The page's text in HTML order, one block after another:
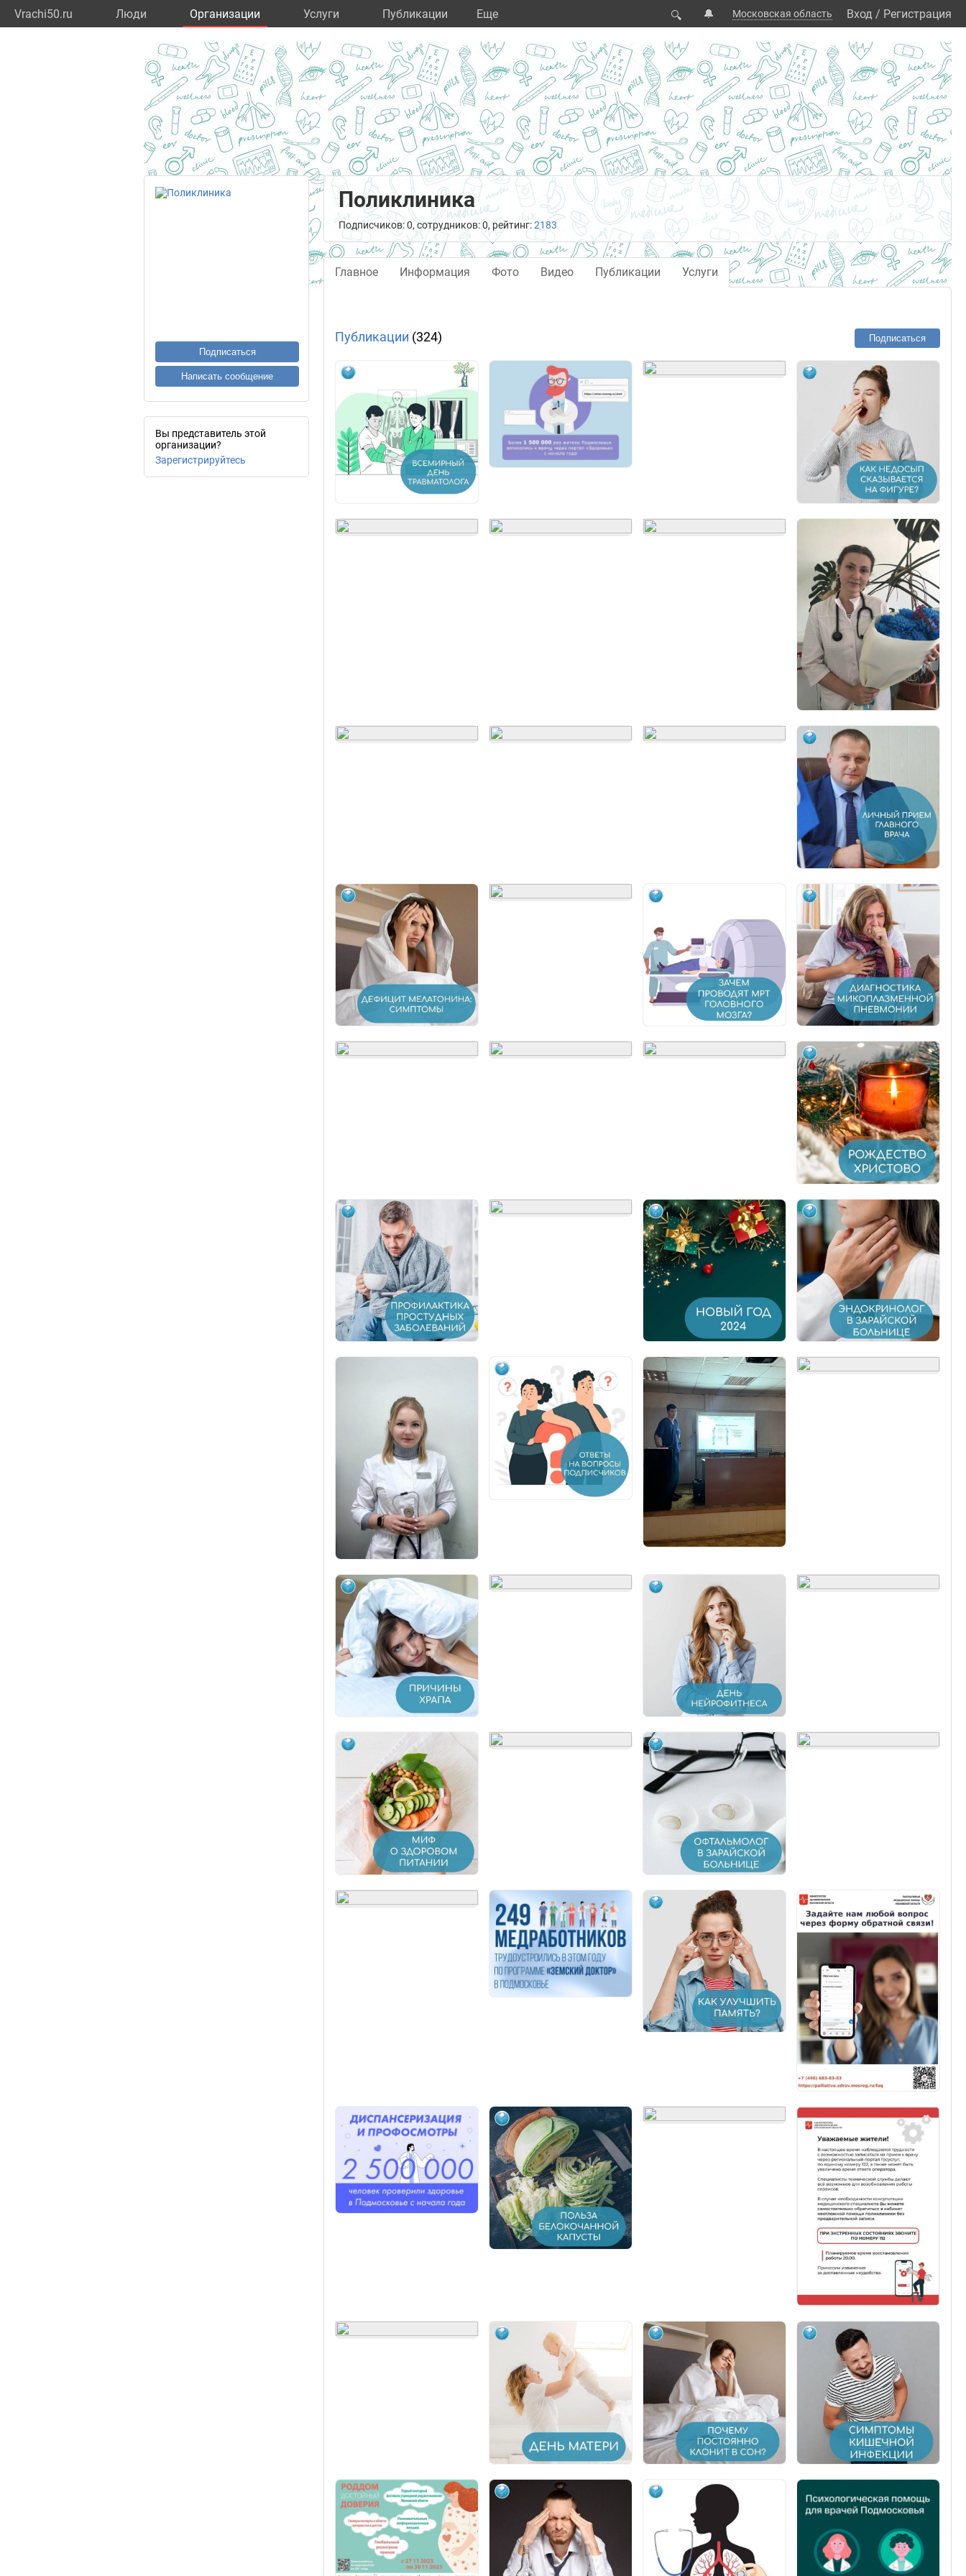
Vrachi50.ru Люди Организации Услуги Публикации Eще 🔍 🔔 Московская область Вход / Регистрация
Подписаться
Написать сообщение
Вы представитель этой
организации?
Зарегистрируйтесь
Поликлиника
Подписчиков: 0, сотрудников: 0, рейтинг:2183
Главное Информация Фото Видео Публикации Услуги
Публикации (324) Подписаться